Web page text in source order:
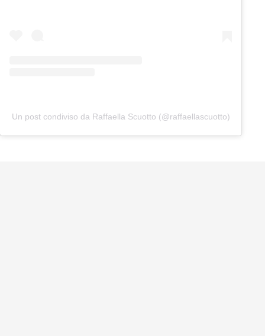
Un post condiviso da Raffaella Scuotto (@raffaellascuotto)